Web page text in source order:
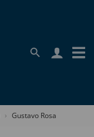
Gustavo Rosa